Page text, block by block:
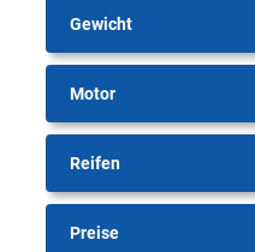
Gewicht
Motor
Reifen
Preise